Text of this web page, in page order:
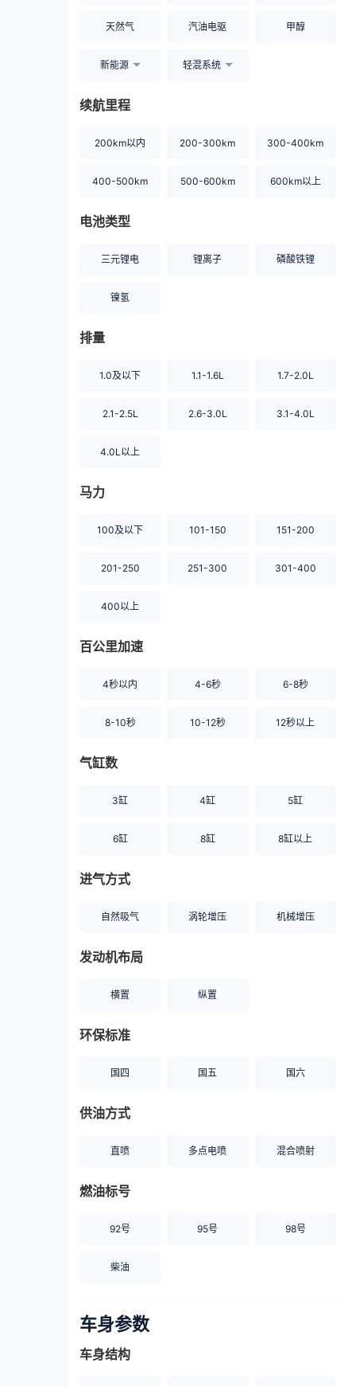
天然气 汽油电驱 甲醇
新能源 轻混系统
续航里程
200km以内 200-300km 300-400km
400-500km 500-600km 600km以上
电池类型
三元锂电 锂离子 磷酸铁锂
镍氢
排量
1.0及以下 1.1-1.6L 1.7-2.0L
2.1-2.5L 2.6-3.0L 3.1-4.0L
4.0L以上
马力
100及以下 101-150 151-200
201-250 251-300 301-400
400以上
百公里加速
4秒以内 4-6秒 6-8秒
8-10秒 10-12秒 12秒以上
气缸数
3缸 4缸 5缸
6缸 8缸 8缸以上
进气方式
自然吸气 涡轮增压 机械增压
发动机布局
横置 纵置
环保标准
国四 国五 国六
供油方式
直喷 多点电喷 混合喷射
燃油标号
92号 95号 98号
柴油
车身参数
车身结构